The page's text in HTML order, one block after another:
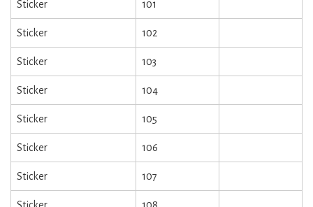
Sticker 101
Sticker 102
Sticker 103
Sticker 104
Sticker 105
Sticker 106
Sticker 107